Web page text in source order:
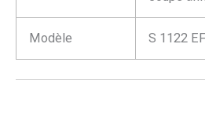
Modèle S 1122 EF